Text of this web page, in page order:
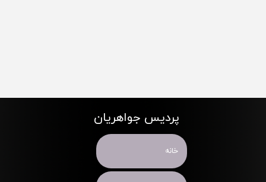
پردیس جواهریان
خانه